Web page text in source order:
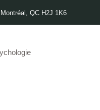
QC H2J 1K6